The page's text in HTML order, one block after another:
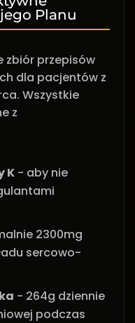
Planu
zbiór przepisów
dla pacjentów z
Wszystkie
z
K - aby nie
2300mg
sercowo-
- 264g dziennie
podczas